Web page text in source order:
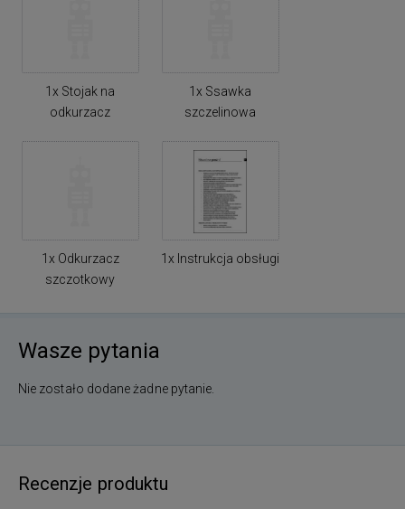
1x Stojak na
odkurzacz
1x Ssawka
szczelinowa
1x Odkurzacz
szczotkowy
1x Instrukcja obsługi
Wasze pytania
Nie zostało dodane żadne pytanie.
Recenzje produktu